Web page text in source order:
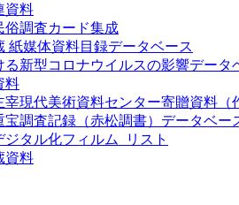
資料
調査カード集成
紙媒体資料目録データベース
る新型コロナウイルスの影響データ
料
現代美術資料センター寄贈資料（
宝調査記録（赤松調書）データベー
タル化フィルム_リスト
資料